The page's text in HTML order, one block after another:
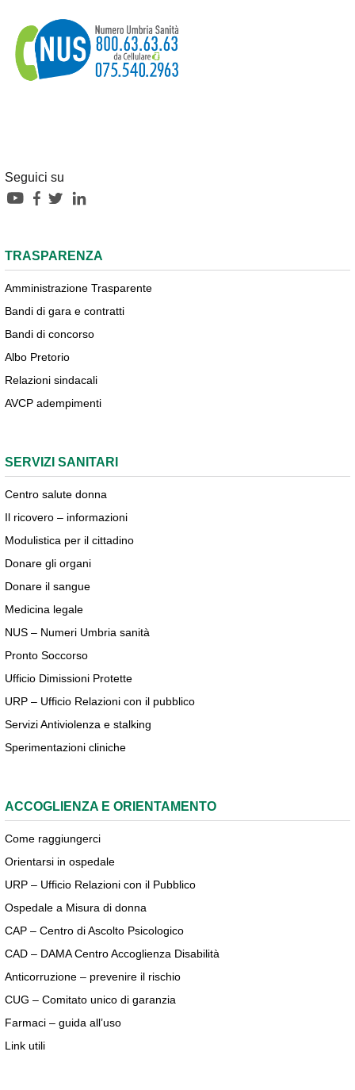
Seguici su
TRASPARENZA
Amministrazione Trasparente
Bandi di gara e contratti
Bandi di concorso
Albo Pretorio
Relazioni sindacali
AVCP adempimenti
SERVIZI SANITARI
Centro salute donna
Il ricovero – informazioni
Modulistica per il cittadino
Donare gli organi
Donare il sangue
Medicina legale
NUS – Numeri Umbria sanità
Pronto Soccorso
Ufficio Dimissioni Protette
URP – Ufficio Relazioni con il pubblico
Servizi Antiviolenza e stalking
Sperimentazioni cliniche
ACCOGLIENZA E ORIENTAMENTO
Come raggiungerci
Orientarsi in ospedale
URP – Ufficio Relazioni con il Pubblico
Ospedale a Misura di donna
CAP – Centro di Ascolto Psicologico
CAD – DAMA Centro Accoglienza Disabilità
Anticorruzione – prevenire il rischio
CUG – Comitato unico di garanzia
Farmaci – guida all’uso
Link utili